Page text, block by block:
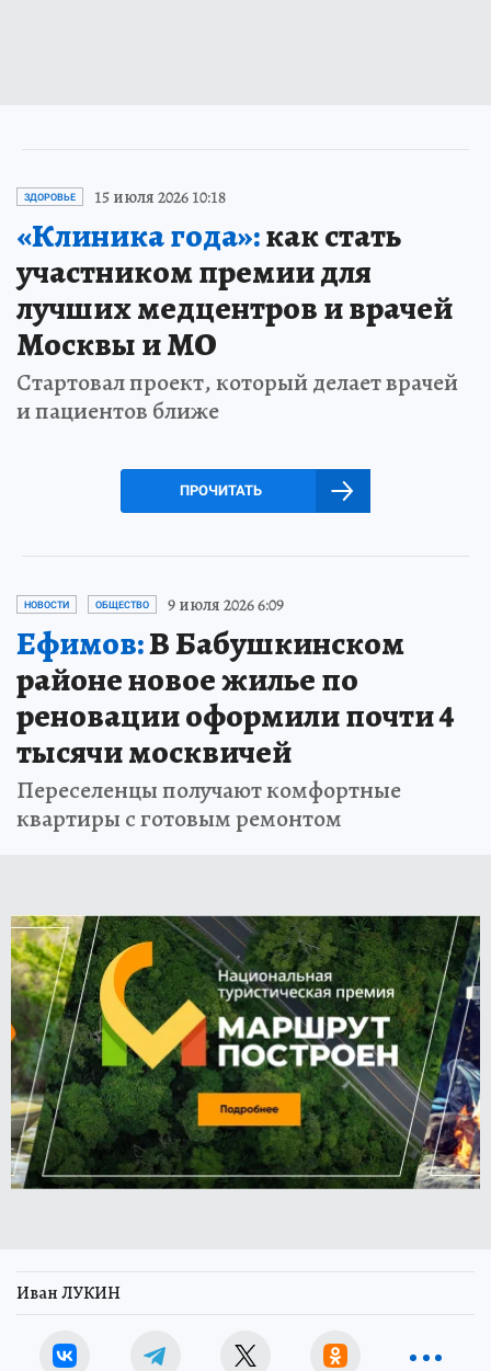
ЗДОРОВЬЕ 15 июля 2026 10:18
«Клиника года»:как стать
участником премии для
лучших медцентров и врачей
Москвы и МО
Стартовал проект, который делает врачей
и пациентов ближе
ПРОЧИТАТЬ
НОВОСТИ ОБЩЕСТВО 9 июля 2026 6:09
Ефимов:В Бабушкинском
районе новое жилье по
реновации оформили почти 4
тысячи москвичей
Переселенцы получают комфортные
квартиры с готовым ремонтом
Иван ЛУКИН